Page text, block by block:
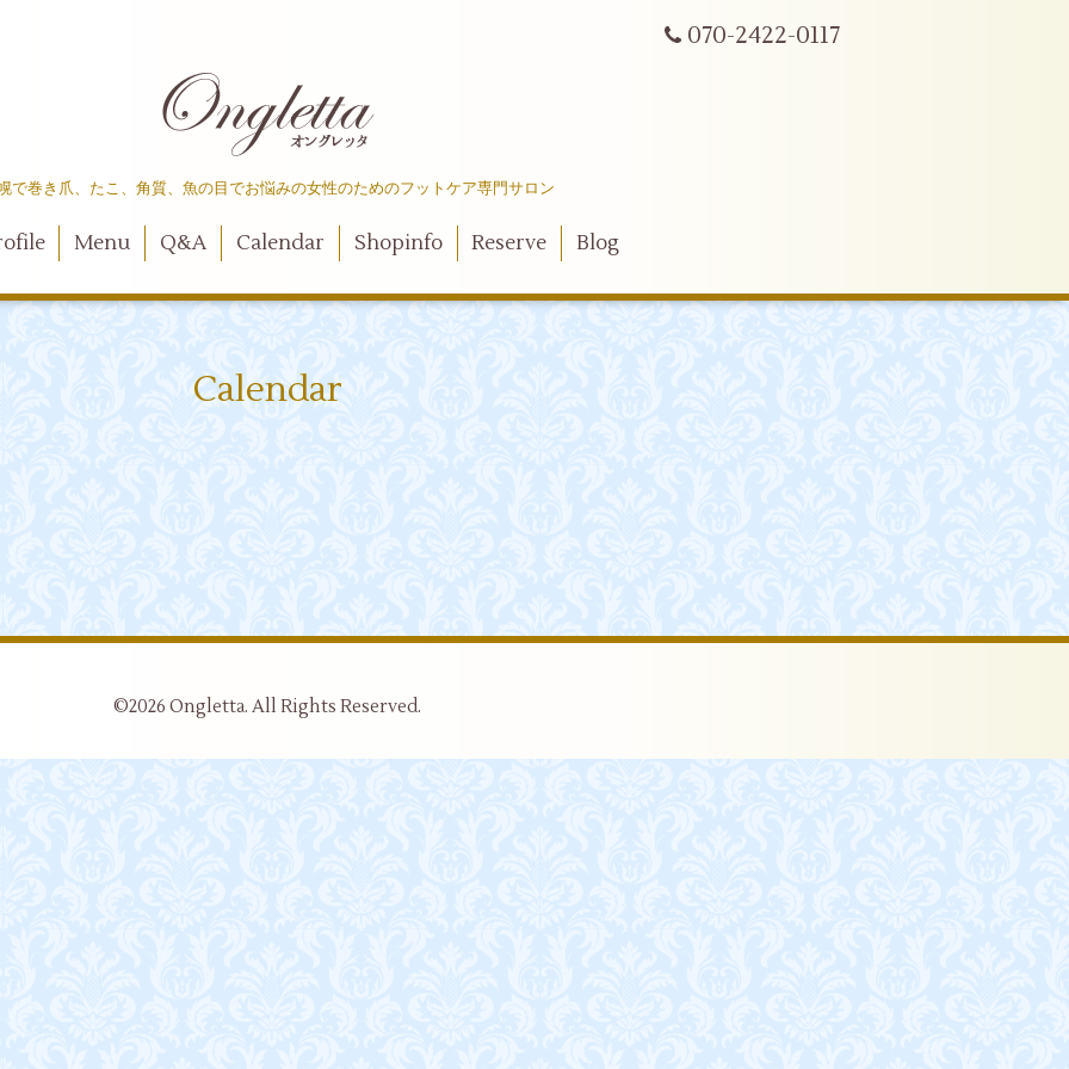
070-2422-0117
で巻き爪、たこ、角質、魚の目でお悩みの女性のためのフットケア専門サロン
Menu Q&A Calendar Shopinfo Reserve Blog
Calendar
©2026 Ongletta. All Rights Reserved.